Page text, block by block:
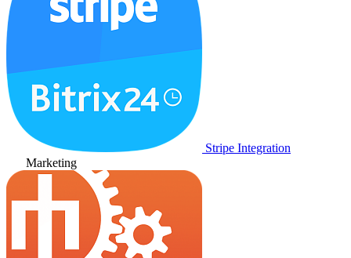
Stripe Integration
Marketing